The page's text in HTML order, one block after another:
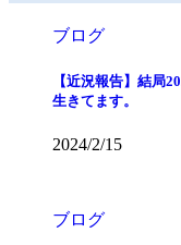
ブログ
【近況報告】結局
生きてます。
2024/2/15
ブログ